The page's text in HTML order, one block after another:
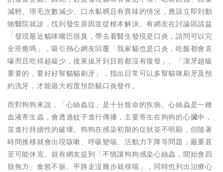
減輕、理毛次數減少、口水黏稠且有異味的情況，應該立即到動
物醫院就診，找到發生原因並從根本解決。有網友在討論區請益
「發現最近貓咪嘴巴很臭，帶去看醫生發現是口炎，請問可以完
全痊癒嗎」，吸引熱心網友回覆「我家貓也是口炎，吃飯都會哀
嚎而且吃得超級少，後來拔牙到目前都沒有復發」、「潔牙超級
重要的，要好好幫貓貓刷牙」，指出日常可以多幫貓咪刷牙及預
約洗牙，才能最大程度預防貓口炎發作。
而對狗狗來說，「心絲蟲症」是十分致命的疾病。心絲蟲是一種
血液寄生蟲，會透過蚊子進行傳播，主要寄生在狗狗的心臟中，
並進行持續性的破壞。狗狗在感染初期的症狀並不明顯，但隨著
時間推移就會出現咳嗽、呼吸變喘、活動力下降等問題，嚴重甚
至可能休克。就有網友提到「不慎讓狗狗感染心絲蟲，開始會四
肢無力、食慾不振、平路走沒幾步就很喘」，同時也列出治療心